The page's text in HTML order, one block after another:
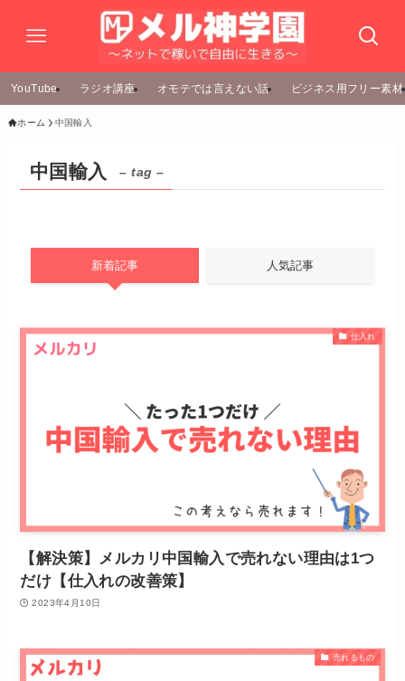
YouTube ラジオ講座 オモテでは言えない話 ビジネス用フリー素材
ホーム 中国輸入
中国輸入 – tag –
新着記事 人気記事
仕入れ
【解決策】メルカリ中国輸入で売れない理由は1つ
だけ【仕入れの改善策】
2023年4月10日
売れるもの